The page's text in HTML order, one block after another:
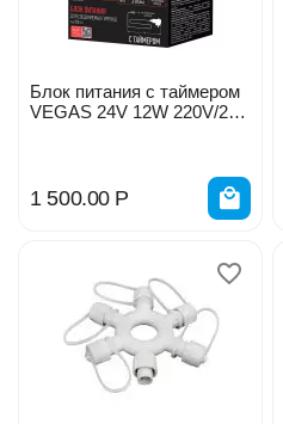
Блок питания с таймером
VEGAS 24V 12W 220V/24V
1 500.00 Р